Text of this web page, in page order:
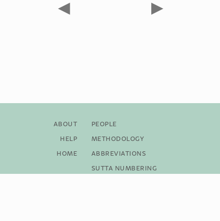
◀ ▶
About
Help
Home
People
Methodology
Abbreviations
Sutta Numbering